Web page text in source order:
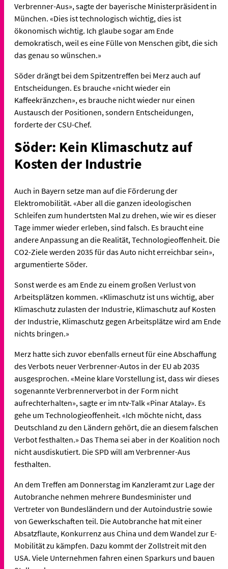
Verbrenner-Aus», sagte der bayerische Ministerpräsident in
München. «Dies ist technologisch wichtig, dies ist
ökonomisch wichtig. Ich glaube sogar am Ende
demokratisch, weil es eine Fülle von Menschen gibt, die sich
das genau so wünschen.»
Söder drängt bei dem Spitzentreffen bei Merz auch auf
Entscheidungen. Es brauche «nicht wieder ein
Kaffeekränzchen», es brauche nicht wieder nur einen
Austausch der Positionen, sondern Entscheidungen,
forderte der CSU-Chef.
Söder: Kein Klimaschutz auf
Kosten der Industrie
Auch in Bayern setze man auf die Förderung der
Elektromobilität. «Aber all die ganzen ideologischen
Schleifen zum hundertsten Mal zu drehen, wie wir es dieser
Tage immer wieder erleben, sind falsch. Es braucht eine
andere Anpassung an die Realität, Technologieoffenheit. Die
CO2-Ziele werden 2035 für das Auto nicht erreichbar sein»,
argumentierte Söder.
Sonst werde es am Ende zu einem großen Verlust von
Arbeitsplätzen kommen. «Klimaschutz ist uns wichtig, aber
Klimaschutz zulasten der Industrie, Klimaschutz auf Kosten
der Industrie, Klimaschutz gegen Arbeitsplätze wird am Ende
nichts bringen.»
Merz hatte sich zuvor ebenfalls erneut für eine Abschaffung
des Verbots neuer Verbrenner-Autos in der EU ab 2035
ausgesprochen. «Meine klare Vorstellung ist, dass wir dieses
sogenannte Verbrennerverbot in der Form nicht
aufrechterhalten», sagte er im ntv-Talk «Pinar Atalay». Es
gehe um Technologieoffenheit. «Ich möchte nicht, dass
Deutschland zu den Ländern gehört, die an diesem falschen
Verbot festhalten.» Das Thema sei aber in der Koalition noch
nicht ausdiskutiert. Die SPD will am Verbrenner-Aus
festhalten.
An dem Treffen am Donnerstag im Kanzleramt zur Lage der
Autobranche nehmen mehrere Bundesminister und
Vertreter von Bundesländern und der Autoindustrie sowie
von Gewerkschaften teil. Die Autobranche hat mit einer
Absatzflaute, Konkurrenz aus China und dem Wandel zur E-
Mobilität zu kämpfen. Dazu kommt der Zollstreit mit den
USA. Viele Unternehmen fahren einen Sparkurs und bauen